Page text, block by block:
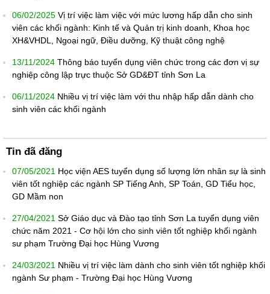
06/02/2025 Vị trí việc làm việc với mức lương hấp dẫn cho sinh
viên các khối ngành: Kinh tế và Quản trị kinh doanh, Khoa học
XH&VHDL, Ngoại ngữ, Điều dưỡng, Kỹ thuật công nghệ
13/11/2024 Thông báo tuyển dụng viên chức trong các đơn vị sự
nghiệp công lập trực thuộc Sở GD&ĐT tỉnh Sơn La
06/11/2024 Nhiều vị trí việc làm với thu nhập hấp dẫn dành cho
sinh viên các khối ngành
Tin đã đăng
07/05/2021 Học viện AES tuyển dụng số lượng lớn nhân sự là sinh
viên tốt nghiệp các ngành SP Tiếng Anh, SP Toán, GD Tiểu học,
GD Mầm non
27/04/2021 Sở Giáo dục và Đào tạo tỉnh Sơn La tuyển dụng viên
chức năm 2021 - Cơ hội lớn cho sinh viên tốt nghiệp khối ngành
sư phạm Trường Đại học Hùng Vương
24/03/2021 Nhiều vị trí việc làm dành cho sinh viên tốt nghiệp khối
ngành Sư phạm - Trường Đại học Hùng Vương